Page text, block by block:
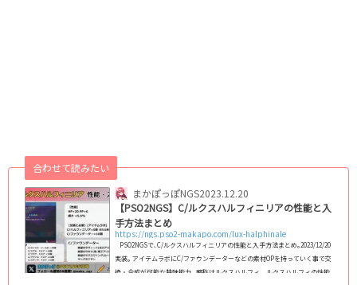
まかぽっぽNGS
合わせて読みたい
2023.12.20
【PSO2NGS】C/ルクスハルフィニリアの性能と入
手方法まとめ
https://ngs.pso2-makapo.com/lux-halphinale
PSO2NGSで､C/ルクスハルフィニリアの性能と入手方法まとめ｡2023/12/20
実装｡ アイテムラボにC/ファウンデーターなどの素材OPを持っていく事で交
換・合成が可能な特殊能力｡ 略称はルクスハルフィ｡ ルクスハルフィの性能